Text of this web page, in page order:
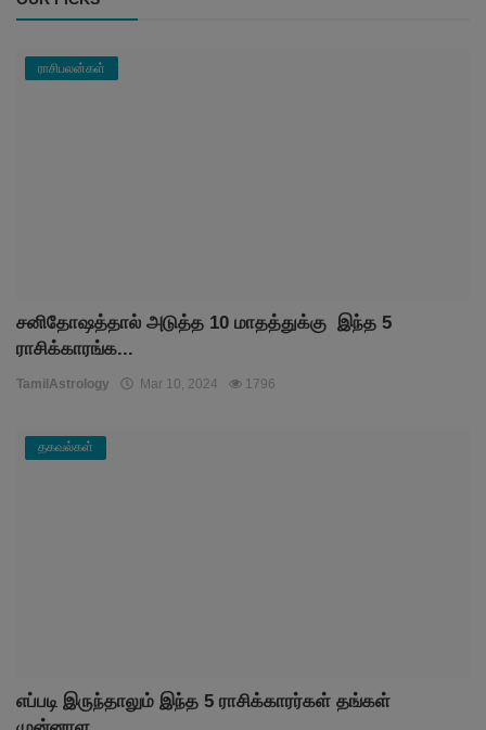
ராசிபலன்கள்
சனிதோஷத்தால் அடுத்த 10 மாதத்துக்கு இந்த 5
ராசிக்காரங்க...
TamilAstrology Mar 10, 2024 1796
தகவல்கள்
எப்படி இருந்தாலும் இந்த 5 ராசிக்காரர்கள் தங்கள்